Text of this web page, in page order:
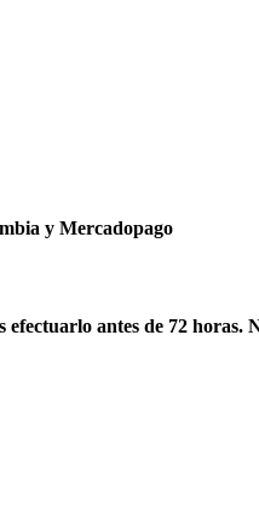
y Mercadopago
antes de 72